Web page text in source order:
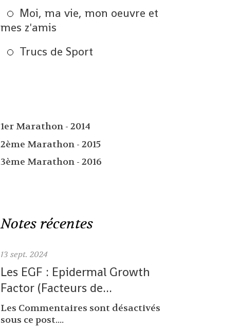
Moi, ma vie, mon oeuvre et
mes z'amis
Trucs de Sport
1er Marathon - 2014
2ème Marathon - 2015
3ème Marathon - 2016
Notes récentes
13 sept. 2024
Les EGF : Epidermal Growth
Factor (Facteurs de...
Les Commentaires sont désactivés
sous ce post....